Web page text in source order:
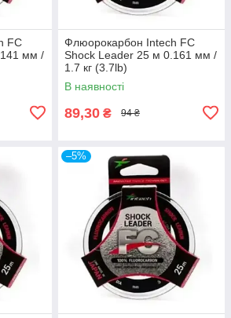
FC
мм /
Флюорокарбон Intech FC
Shock Leader 25 м 0.161 мм /
1.7 кг (3.7lb)
В наявності
89,30 ₴ 94 ₴
–5%